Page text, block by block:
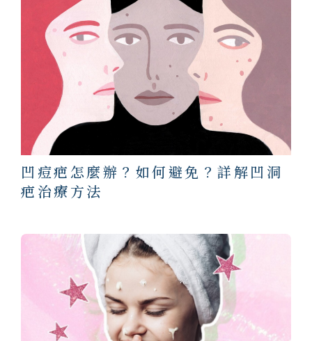
凹痘疤怎麼辦？如何避免？詳解凹洞
疤治療方法